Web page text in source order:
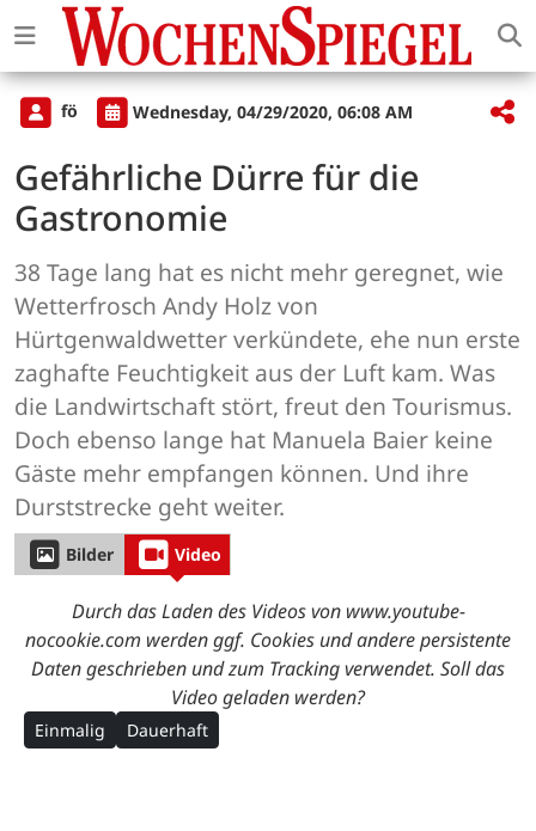
fö Wednesday, 04/29/2020, 06:08 AM
Gefährliche Dürre für die
Gastronomie
38 Tage lang hat es nicht mehr geregnet, wie
Wetterfrosch Andy Holz von
Hürtgenwaldwetter verkündete, ehe nun erste
zaghafte Feuchtigkeit aus der Luft kam. Was
die Landwirtschaft stört, freut den Tourismus.
Doch ebenso lange hat Manuela Baier keine
Gäste mehr empfangen können. Und ihre
Durststrecke geht weiter.
Bilder Video
Durch das Laden des Videos von www.youtube-
nocookie.com werden ggf. Cookies und andere persistente
Daten geschrieben und zum Tracking verwendet. Soll das
Video geladen werden?
Einmalig Dauerhaft